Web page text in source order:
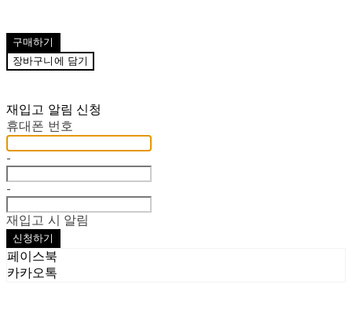
구매하기
장바구니에 담기
재입고 알림 신청
휴대폰 번호
-
-
재입고 시 알림
신청하기
페이스북
카카오톡